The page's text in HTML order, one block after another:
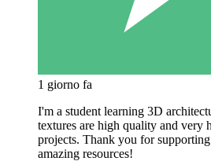
1 giorno fa
I'm a student learning 3D
textures are high quality and very
projects. Thank you for
amazing resources!